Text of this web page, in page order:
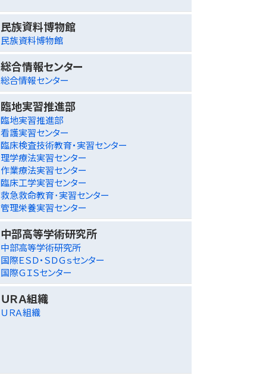
民族資料博物館
民族資料博物館
総合情報センター
総合情報センター
臨地実習推進部
臨地実習推進部
看護実習センター
臨床検査技術教育・実習センター
理学療法実習センター
作業療法実習センター
臨床工学実習センター
救急救命教育･実習センター
管理栄養実習センター
中部高等学術研究所
中部高等学術研究所
国際ＥＳＤ・ＳＤＧｓセンター
国際ＧＩＳセンター
ＵＲＡ組織
ＵＲＡ組織